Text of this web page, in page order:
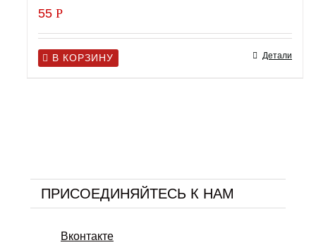
55 Р
В КОРЗИНУ Детали
ПРИСОЕДИНЯЙТЕСЬ К НАМ
Вконтакте